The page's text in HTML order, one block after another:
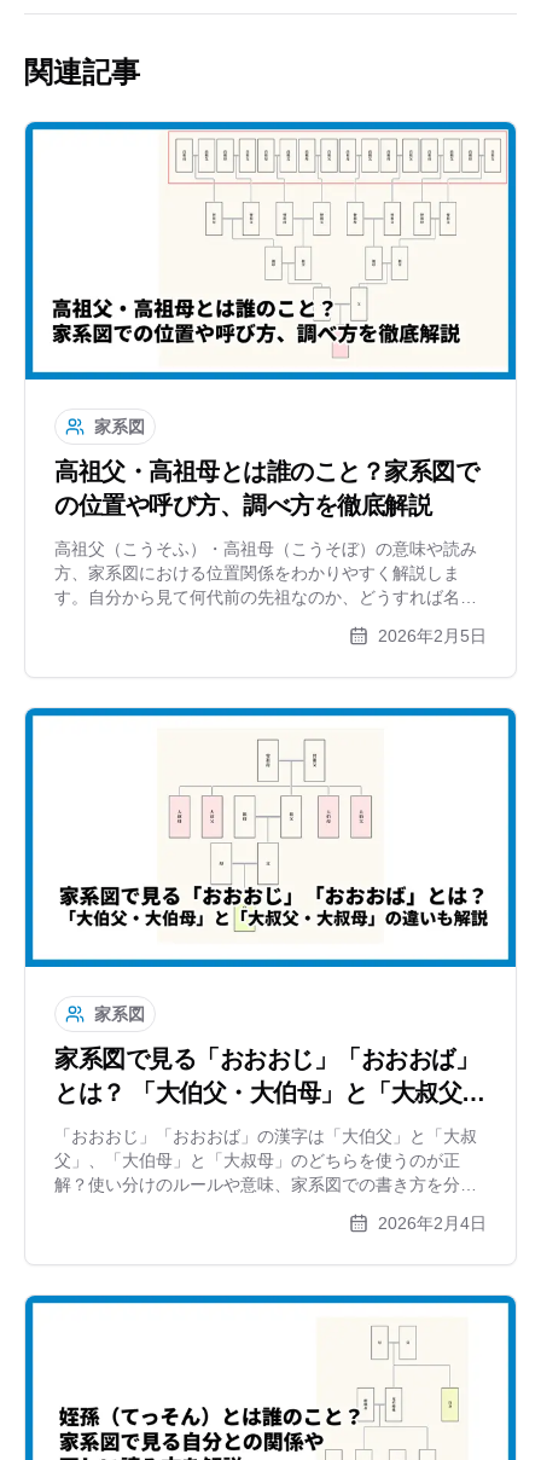
関連記事
家系図
高祖父・高祖母とは誰のこと？家系図で
の位置や呼び方、調べ方を徹底解説
高祖父（こうそふ）・高祖母（こうそぼ）の意味や読み
方、家系図における位置関係をわかりやすく解説しま
す。自分から見て何代前の先祖なのか、どうすれば名前
を調べられるのか、複雑になる家系図をきれいに作成す
2026年2月5日
家系図
家系図で見る「おおおじ」「おおおば」
とは？ 「大伯父・大伯母」と「大叔父・
大叔母」の違いも解説
「おおおじ」「おおおば」の漢字は「大伯父」と「大叔
父」、「大伯母」と「大叔母」のどちらを使うのが正
解？使い分けのルールや意味、家系図での書き方を分か
ら見た関係性、気になる親等数についても網羅します。
2026年2月4日